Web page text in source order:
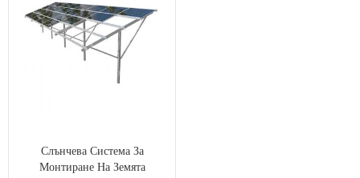
Слънчева Система За
Монтиране На Земята